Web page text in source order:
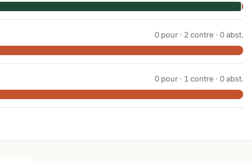
0 pour · 2 contre · 0abst.
0 pour · 1 contre · 0abst.